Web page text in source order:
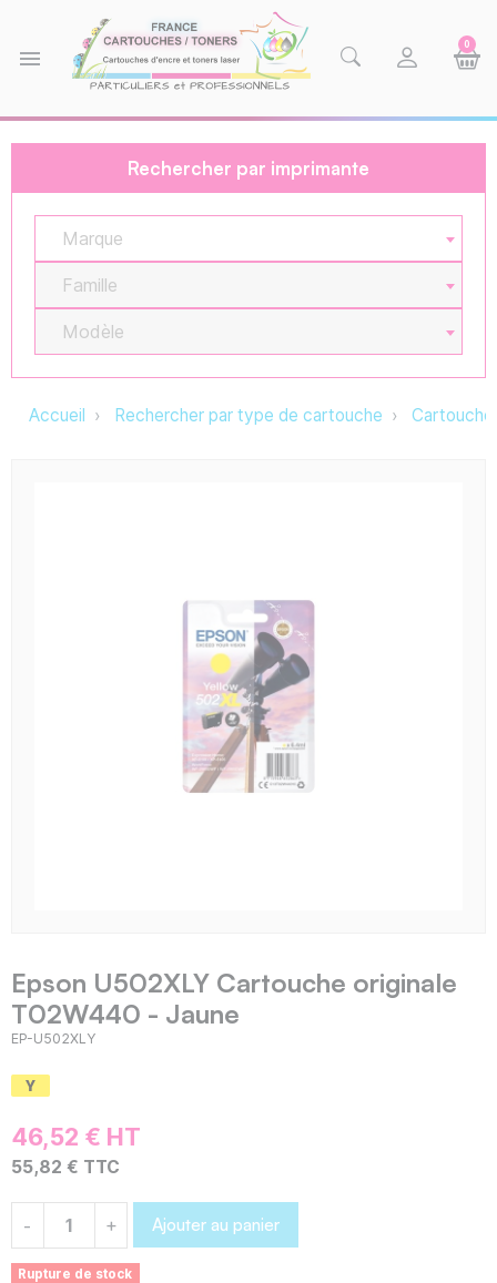
menu
0
Rechercher par imprimante
Marque
Famille
Modèle
Accueil Rechercher par type de cartouche
Epson U502XLY Cartouche originale
T02W440 - Jaune
EP-U502XLY
46,52 € HT
55,82 € TTC
- + Ajouter au panier
Rupture de stock